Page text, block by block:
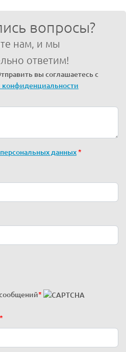
вопросы?
нам, и мы
ответим!
вы соглашаетесь с
конфиденциальности
данных*
*
*